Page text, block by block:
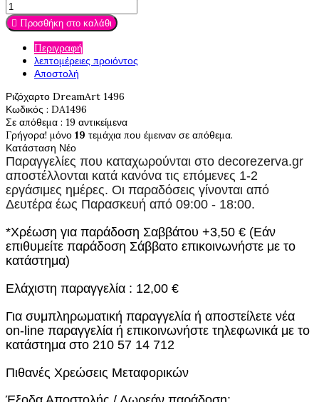
 Προσθήκη στο καλάθι
Περιγραφή
λεπτομέρειες προιόντος
Αποστολή
Ριζόχαρτο DreamArt 1496
Κωδικός : DA1496
Σε απόθεμα : 19 αντικείμενα
Γρήγορα! μόνο 19 τεμάχια που έμειναν σε απόθεμα.
Κατάσταση Νέο
Παραγγελίες που καταχωρούνται στο decorezerva.gr
αποστέλλονται κατά κανόνα τις επόμενες 1-2
εργάσιμες ημέρες. Οι παραδόσεις γίνονται από
Δευτέρα έως Παρασκευή από 09:00 - 18:00.
*Χρέωση για παράδοση Σαββάτου +3,50 € (Εάν
επιθυμείτε παράδοση Σάββατο επικοινωνήστε με το
κατάστημα)
Ελάχιστη παραγγελία : 12,00 €
Για συμπληρωματική παραγγελία ή αποστείλετε νέα
on-line παραγγελία ή επικοινωνήστε τηλεφωνικά με το
κατάστημα στο 210 57 14 712
Πιθανές Χρεώσεις Μεταφορικών